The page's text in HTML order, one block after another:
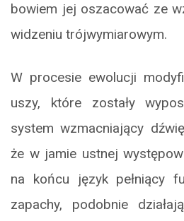
bowiem jej oszacować ze
widzeniu trójwymiarowym.
W procesie ewolucji
uszy, które zostały
system wzmacniający
że w jamie ustnej
na końcu język pełniący
zapachy, podobnie